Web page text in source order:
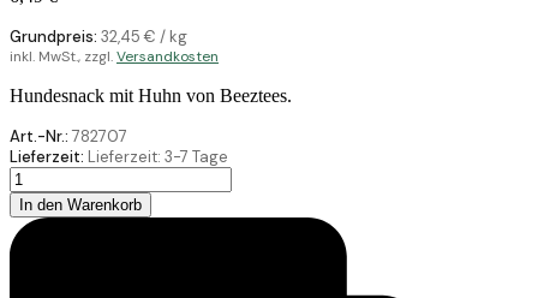
Grundpreis: 32,45€ / kg
inkl. MwSt., zzgl.Versandkosten
Hundesnack mit Huhn von Beeztees.
Art.-Nr.: 782707
Lieferzeit: Lieferzeit: 3-7 Tage
Beeztees
Party
Bones
Mit
In den Warenkorb